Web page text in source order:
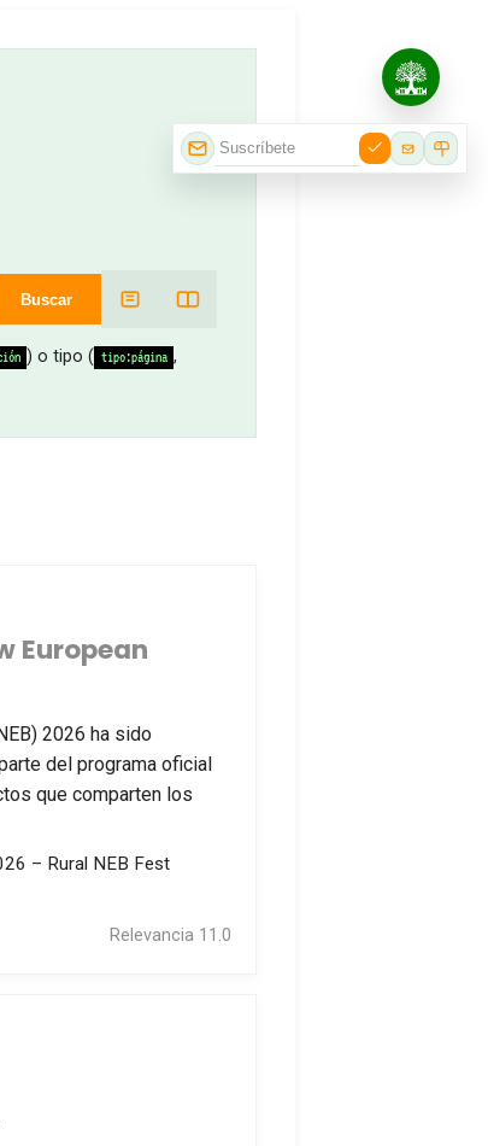
Buscar
) o tipo ( tipo:página ,
European
2026 ha sido
del programa oficial
que comparten los
– Rural NEB Fest
Relevancia 11.0